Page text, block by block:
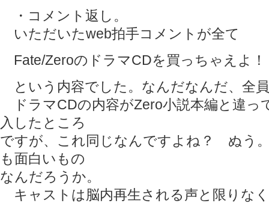
・コメント返し。
いただいたweb拍手コメントが全て
Fate/ZeroのドラマCDを買っちゃえよ！
という内容でした。なんだなんだ、全
ドラマCDの内容がZero小説本編と違っ
入したところ
ですが、これ同じなんですよね？ ぬう
も面白いもの
なんだろうか。
キャストは脳内再生される声と限りな